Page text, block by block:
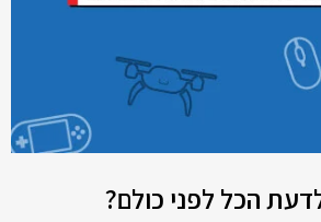
הכל לפני כולם?